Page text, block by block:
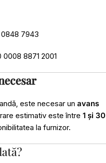
7943
0008 8871 2001
este necesar un avans
estimativ este între 1 și 30
la furnizor.